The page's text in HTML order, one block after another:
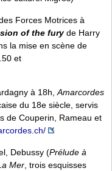
Forces Motrices à
of the fury de Harry
la mise en scène de
et
à 18h, Amarcordes
du 18e siècle, servis
de Couperin, Rameau et
Debussy (Prélude à
Mer , trois esquisses